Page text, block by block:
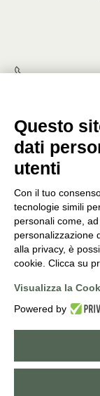
©2026PUNTO
Questo
dati
utenti
Con il tuo
tecnologie simili
personali come,
personalizzazione
alla privacy, è
cookie. Clicca su
Visualizza la
Powered by